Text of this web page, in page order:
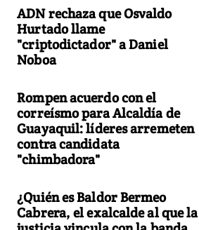
ADN rechaza que Osvaldo
Hurtado llame
"criptodictador" a Daniel
Noboa
Rompen acuerdo con el
correísmo para Alcaldía de
Guayaquil: líderes arremeten
contra candidata
"chimbadora"
¿Quién es Baldor Bermeo
Cabrera, el exalcalde al que la